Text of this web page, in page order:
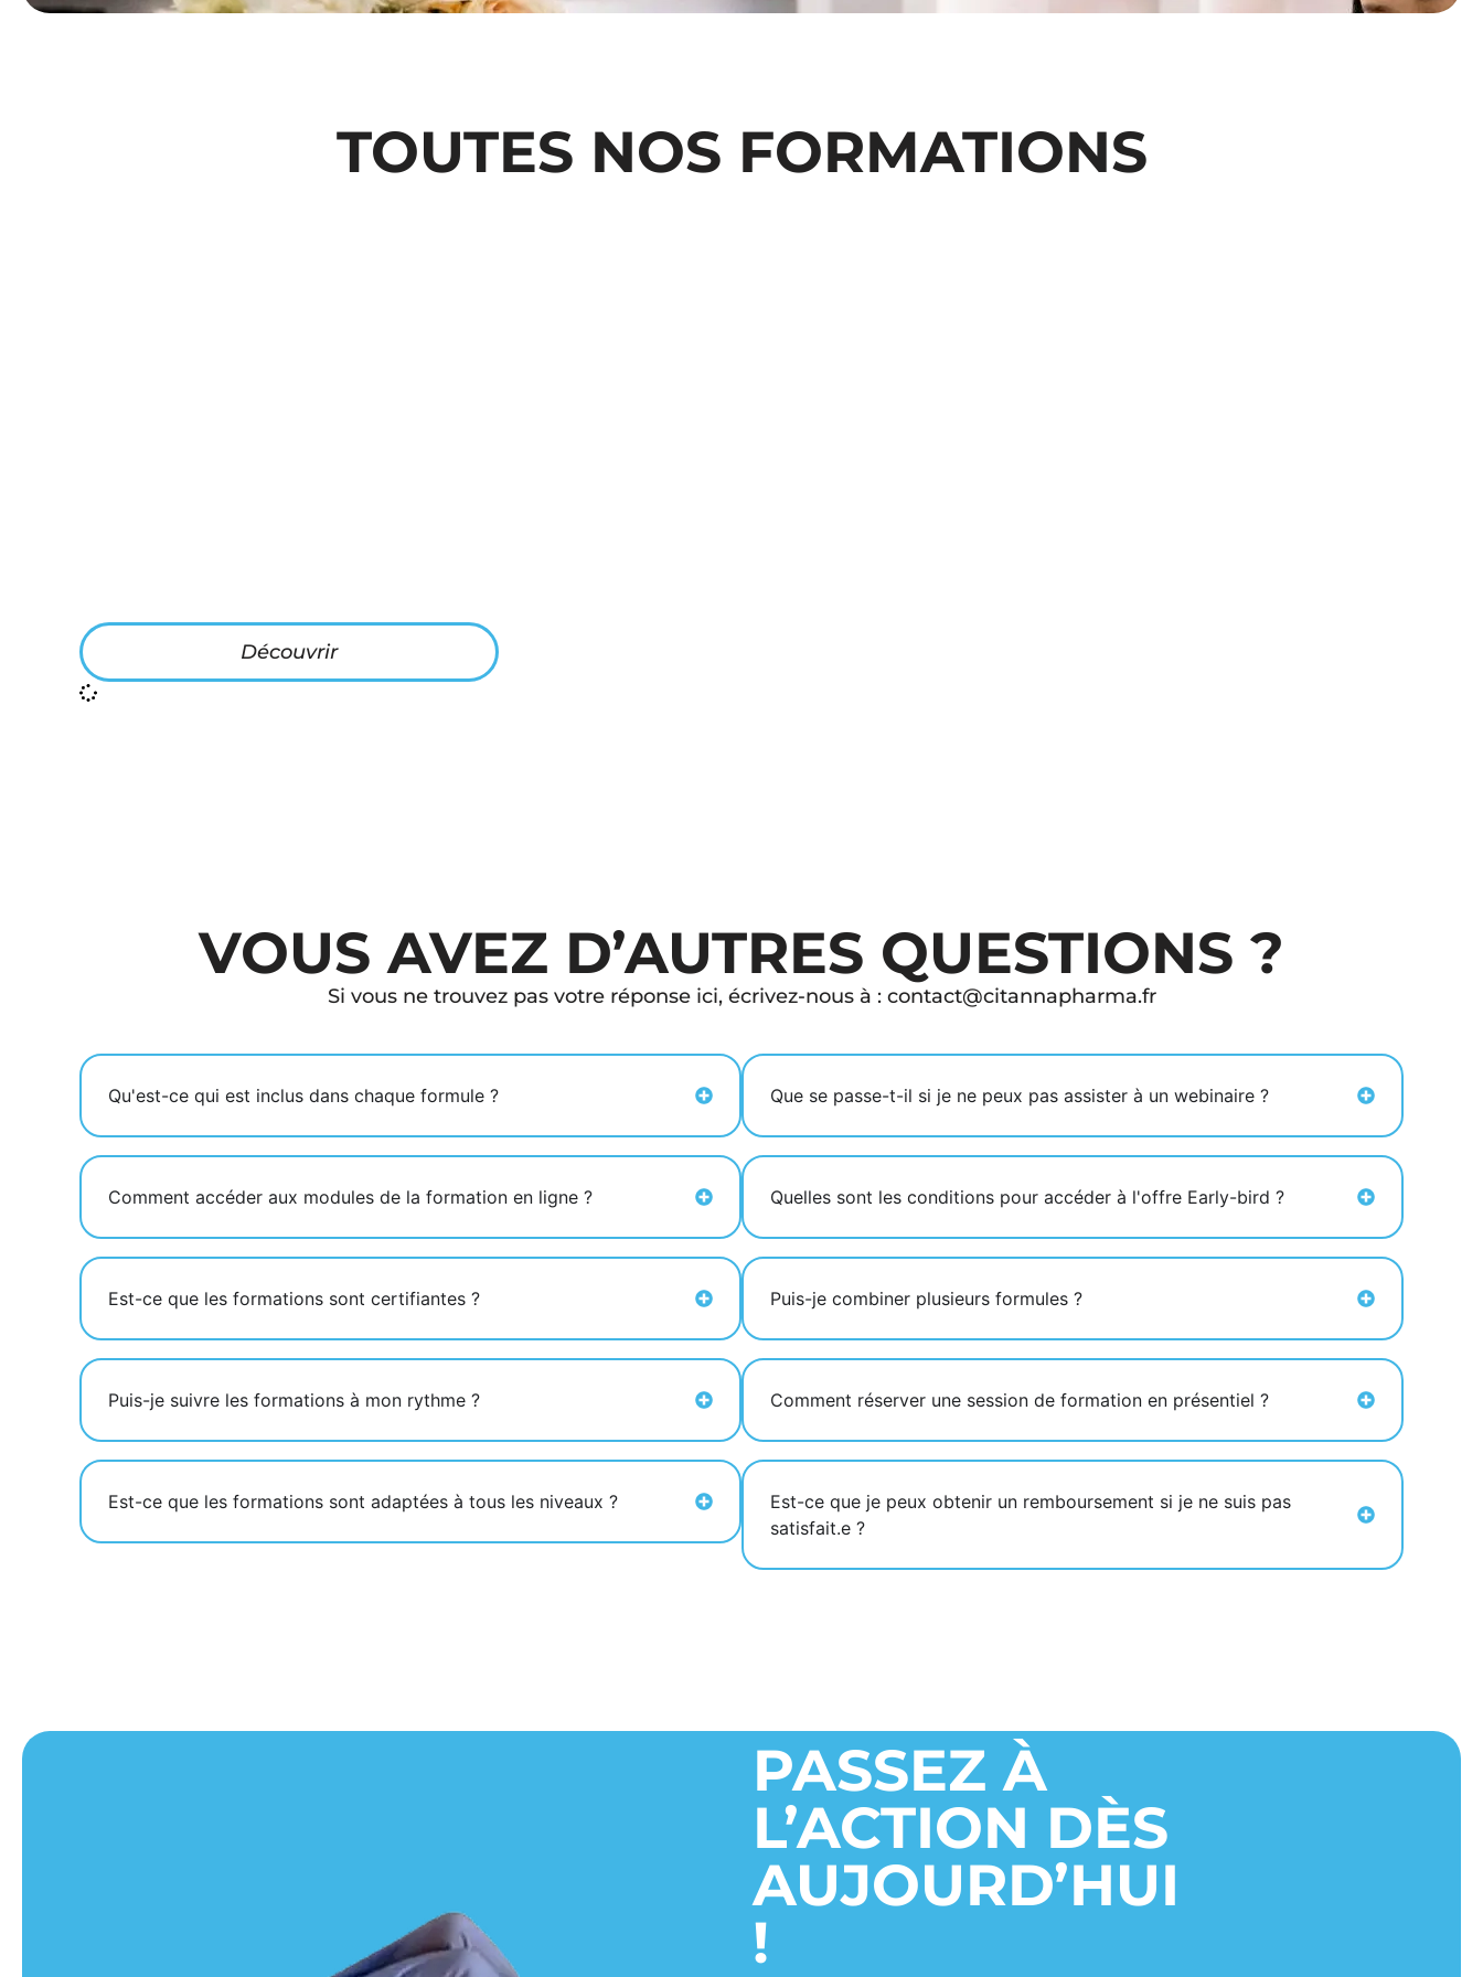
TOUTES NOS FORMATIONS
Découvrir
VOUS AVEZ D’AUTRES QUESTIONS ?
Si vous ne trouvez pas votre réponse ici, écrivez-nous à : contact@citannapharma.fr
Qu'est-ce qui est inclus dans chaque formule ?
Comment accéder aux modules de la formation en ligne ?
Est-ce que les formations sont certifiantes ?
Puis-je suivre les formations à mon rythme ?
Est-ce que les formations sont adaptées à tous les niveaux ?
Que se passe-t-il si je ne peux pas assister à un webinaire ?
Quelles sont les conditions pour accéder à l'offre Early-bird ?
Puis-je combiner plusieurs formules ?
Comment réserver une session de formation en présentiel ?
Est-ce que je peux obtenir un remboursement si je ne suis pas
satisfait.e ?
PASSEZ À
L’ACTION DÈS
AUJOURD’HUI
!